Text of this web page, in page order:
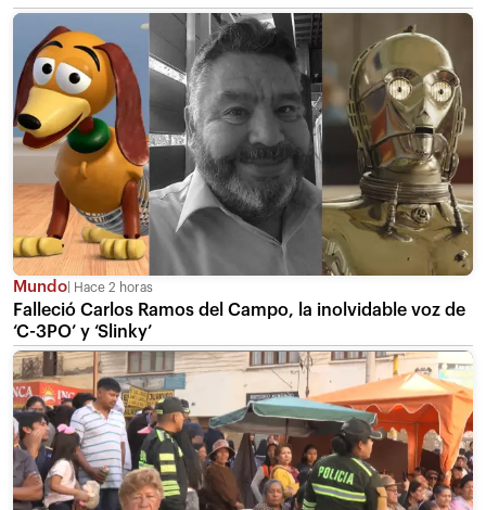
Mundo Hace 2 horas
Falleció Carlos Ramos del Campo, la inolvidable voz de
‘C-3PO’ y ‘Slinky’